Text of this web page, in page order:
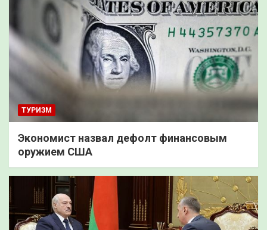
ТУРИЗМ
Экономист назвал дефолт финансовым
оружием США